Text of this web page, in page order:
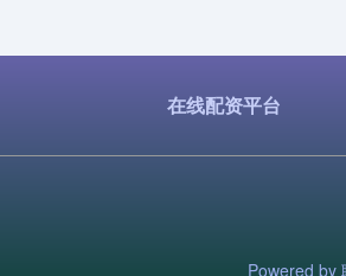
在线配资平台
Powered by